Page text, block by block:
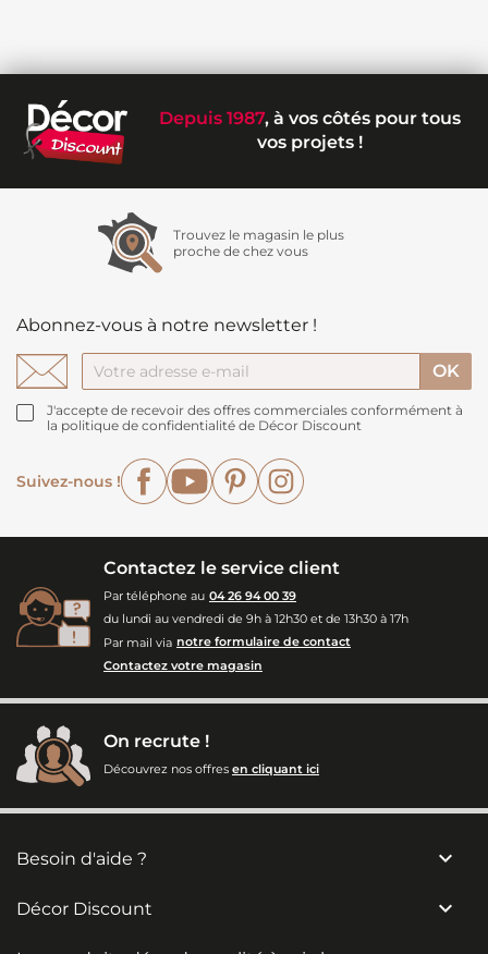
Depuis 1987, à vos côtés pour tous
vos projets !
Trouvez le magasin le plus
proche de chez vous
Abonnez-vous à notre newsletter !
J'accepte de recevoir des offres commerciales conformément à
la politique de confidentialité de Décor Discount
Suivez-nous !
FacebookYouTubePinterest
Contactez le service client
Par téléphone au 04 26 94 00 39
du lundi au vendredi de 9h à 12h30 et de 13h30 à 17h
Par mail via notre formulaire de contact
Contactez votre magasin
On recrute !
Découvrez nos offres en cliquant ici
Besoin d'aide ? 
Décor Discount 